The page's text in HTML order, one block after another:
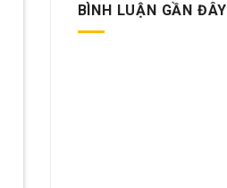
BÌNH LUẬN GẦN ĐÂY